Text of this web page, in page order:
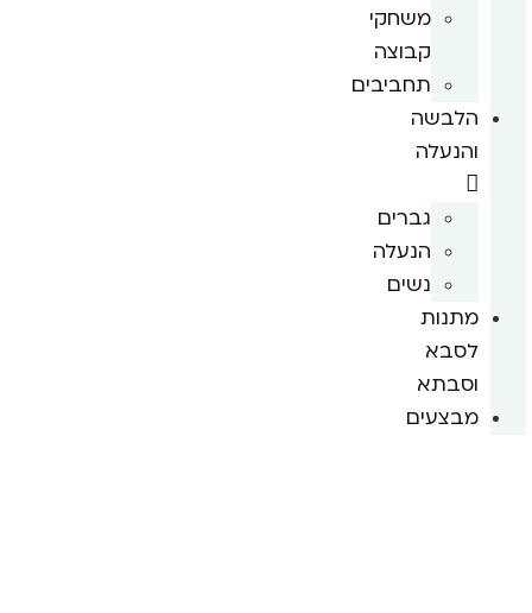
משחקי
קבוצה
תחביבים
הלבשה
והנעלה
גברים
הנעלה
נשים
מתנות
לסבא
וסבתא
מבצעים